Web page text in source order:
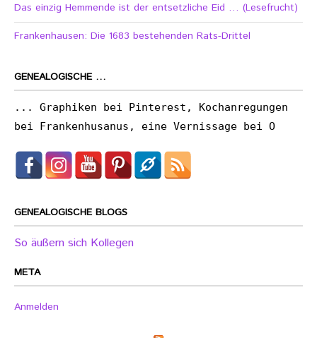
Das einzig Hemmende ist der entsetzliche Eid … (Lesefrucht)
Frankenhausen: Die 1683 bestehenden Rats-Drittel
GENEALOGISCHE …
... Graphiken bei Pinterest, Kochanregungen
bei Frankenhusanus, eine Vernissage bei O
GENEALOGISCHE BLOGS
So äußern sich Kollegen
META
Anmelden